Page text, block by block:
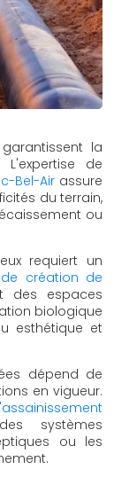
la
de
Bel-Air assure
du terrain,
ou
requiert un
création de
des espaces
biologique
esthétique et
dépend de
en vigueur.
systèmes
ou les